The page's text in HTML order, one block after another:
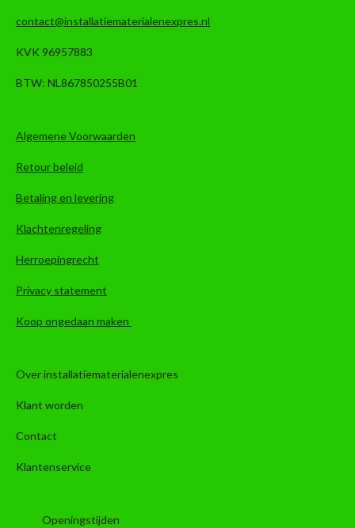
contact@installatiematerialenexpres.nl
KVK 96957883
BTW: NL867850255B01
Algemene Voorwaarden
Retour beleid
Betaling en levering
Klachtenregeling
Herroepingrecht
Privacy statement
Koop ongedaan maken
Over installatiematerialenexpres
Klant worden
Contact
Klantenservice
Openingstijden